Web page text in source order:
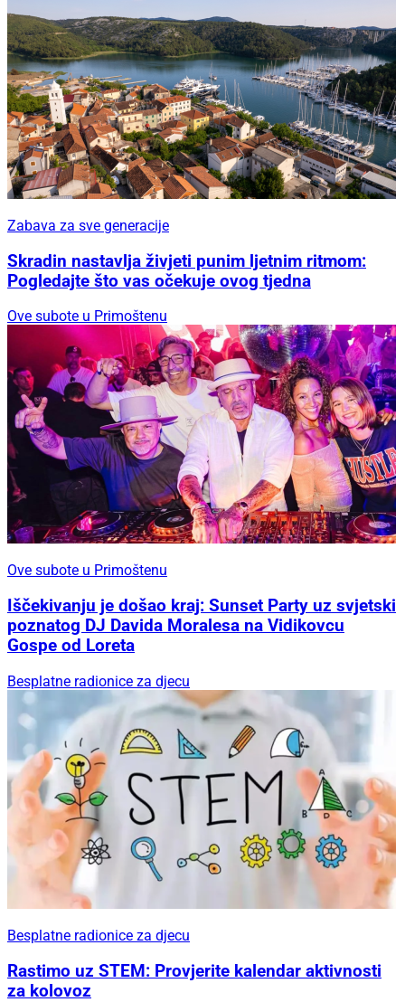
Zabava za sve generacije
Skradin nastavlja živjeti punim ljetnim ritmom:
Pogledajte što vas očekuje ovog tjedna
Ove subote u Primoštenu
Ove subote u Primoštenu
Iščekivanju je došao kraj: Sunset Party uz svjetski
poznatog DJ Davida Moralesa na Vidikovcu
Gospe od Loreta
Besplatne radionice za djecu
Besplatne radionice za djecu
Rastimo uz STEM: Provjerite kalendar aktivnosti
za kolovoz